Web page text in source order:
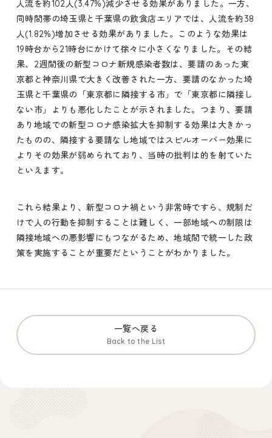
人流を約102人(3.47%)減少させる効果がありました。一方、
同時間帯の埼玉県と千葉県の飲食店エリアでは、人流を約38
人(1.82%)増加させる効果がありました。このような効果は
19時台から21時台にかけて徐々に小さくなりました。その結
果、2週間後の新型コロナ新規感染者数は、要請のあった東
京都と神奈川県で大きく改善された一方、要請のなかった埼
玉県と千葉県の「東京都に隣接する市」で「東京都に隣接し
ない市」よりも悪化したことが示されました。つまり、要請
あり地域での新型コロナ感染拡大を抑制する効果は大きかっ
たものの、隣接する要請なし地域ではスピルオーバー効果に
よりその効果が弱められており、当時の批判は的を射ていた
といえます。
これら結果より、新型コロナ禍という非常時ですら、規制だ
けで人の行動を抑制することは難しく、一部地域への制限は
隣接地域への悪影響にもつながるため、地域間で統一した政
策を実施することが重要だということがわかりました。
一覧へ戻る
Back to the List